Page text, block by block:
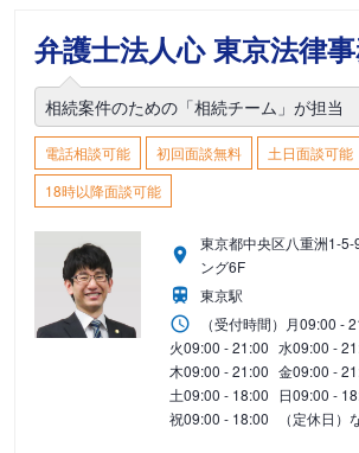
弁護士法人心 東京法律
相続案件のための「相続チーム」が担当
電話相談可能 初回面談無料
土日面談可能
18時以降面談可能
東京都中央区八重洲1-
ング6F
東京駅
（受付時間） 月09:00 -
火09:00 - 21:00 水09:00 -
木09:00 - 21:00 金09:00 -
土09:00 - 18:00 日09:00 -
祝09:00 - 18:00 （定休日）